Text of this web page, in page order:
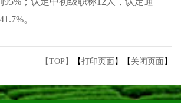
。
【TOP】 【打印页面 】【 关闭页面 】